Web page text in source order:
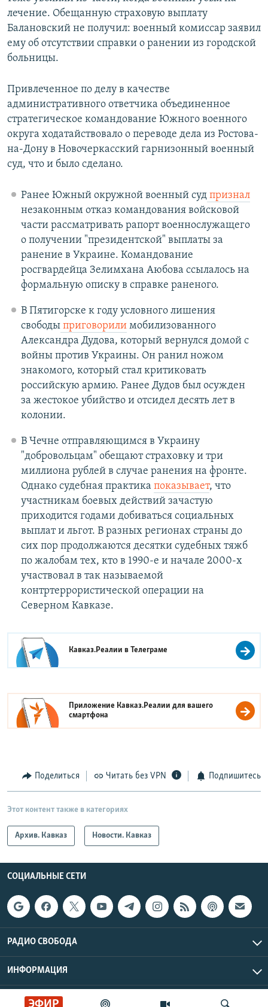
ЭФИР
лечение. Обещанную страховую выплату
Балановский не получил: военный комиссар заявил
ему об отсутствии справки о ранении из городской
больницы.
Привлеченное по делу в качестве
административного ответчика объединенное
стратегическое командование Южного военного
округа ходатайствовало о переводе дела из Ростова-
на-Дону в Новочеркасский гарнизонный военный
суд, что и было сделано.
Ранее Южный окружной военный судпризнал
незаконным отказ командования войсковой
части рассматривать рапорт военнослужащего
о получении "президентской" выплаты за
ранение в Украине. Командование
росгвардейца Зелимхана Аюбова ссылалось на
формальную описку в справке раненого.
В Пятигорске к году условного лишения
свободыприговорилимобилизованного
Александра Дудова, который вернулся домой с
войны против Украины. Он ранил ножом
знакомого, который стал критиковать
российскую армию. Ранее Дудов был осужден
за жестокое убийство и отсидел десять лет в
колонии.
В Чечне отправляющимся в Украину
"добровольцам" обещают страховку и три
миллиона рублей в случае ранения на фронте.
Однако судебная практика показывает, что
участникам боевых действий зачастую
приходится годами добиваться социальных
выплат и льгот. В разных регионах страны до
сих пор продолжаются десятки судебных тяжб
по жалобам тех, кто в 1990-е и начале 2000-х
участвовал в так называемой
контртеррористической операции на
Северном Кавказе.
Кавказ.Реалии вТелеграме
Приложение Кавказ.Реалии для вашего
смартфона
Поделиться Читать без VPN Подпишитесь
Этот контент также в категориях
Архив. Кавказ Новости. Кавказ
СОЦИАЛЬНЫЕ СЕТИ
РАДИО СВОБОДА
ИНФОРМАЦИЯ
Радио Свобода © 2026 RFE/RL, Inc. | Все права защищены.